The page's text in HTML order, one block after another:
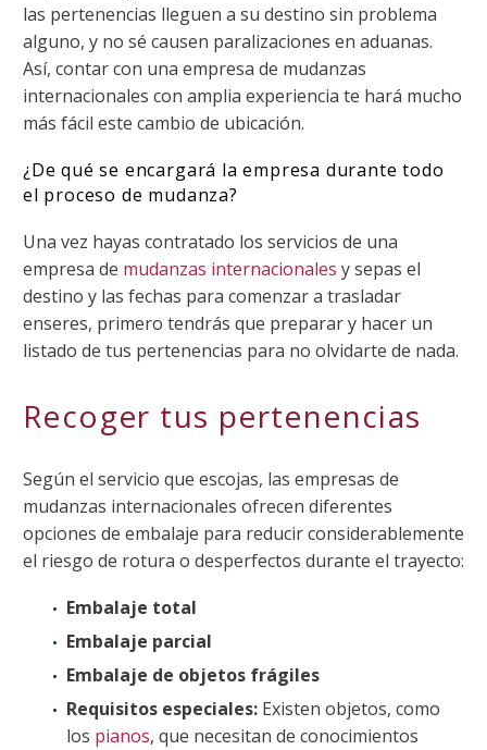
las pertenencias lleguen a su destino sin problema
alguno, y no sé causen paralizaciones en aduanas.
Así, contar con una empresa de mudanzas
internacionales con amplia experiencia te hará mucho
más fácil este cambio de ubicación.
¿De qué se encargará la empresa durante todo
el proceso de mudanza?
Una vez hayas contratado los servicios de una
empresa de mudanzas internacionales y sepas el
destino y las fechas para comenzar a trasladar
enseres, primero tendrás que preparar y hacer un
listado de tus pertenencias para no olvidarte de nada.
Recoger tus pertenencias
Según el servicio que escojas, las empresas de
mudanzas internacionales ofrecen diferentes
opciones de embalaje para reducir considerablemente
el riesgo de rotura o desperfectos durante el trayecto:
Embalaje total
Embalaje parcial
Embalaje de objetos frágiles
Requisitos especiales: Existen objetos, como
los pianos, que necesitan de conocimientos